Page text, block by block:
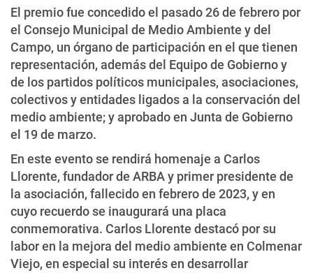
El premio fue concedido el pasado 26 de febrero por
el Consejo Municipal de Medio Ambiente y del
Campo, un órgano de participación en el que tienen
representación, además del Equipo de Gobierno y
de los partidos políticos municipales, asociaciones,
colectivos y entidades ligados a la conservación del
medio ambiente; y aprobado en Junta de Gobierno
el 19 de marzo.
En este evento se rendirá homenaje a Carlos
Llorente, fundador de ARBA y primer presidente de
la asociación, fallecido en febrero de 2023, y en
cuyo recuerdo se inaugurará una placa
conmemorativa. Carlos Llorente destacó por su
labor en la mejora del medio ambiente en Colmenar
Viejo, en especial su interés en desarrollar